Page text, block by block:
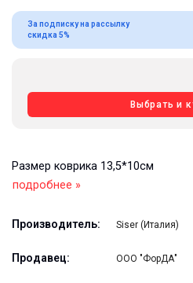
За подписку на рассылку
скидка 5%
Выбрать и
Размер коврика 13,5*10см
подробнее »
Производитель: Siser (Италия)
Продавец: ООО "ФорДА"